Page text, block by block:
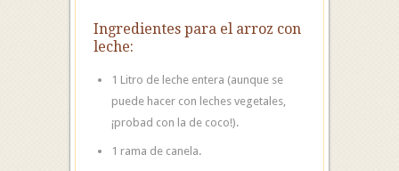
Ingredientes para el arroz con
leche:
1 Litro de leche entera (aunque se
puede hacer con leches vegetales,
¡probad con la de coco!).
1 rama de canela.